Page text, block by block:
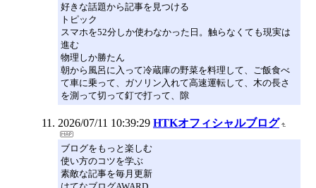
好きな話題から記事を見つける
トピック
スマホを52分しか使わなかった日。触らなくても現実は
進む
物理しか勝たん
朝から風呂に入って冷蔵庫の野菜を料理して、ご飯食べ
て車に乗って、ガソリン入れて高速運転して、木の長さ
を測って切って釘で打って、隙
2026/07/11 10:39:29 HTKオフィシャルブログ
ブログをもっと楽しむ
使い方のコツを学ぶ
素敵な記事を毎月更新